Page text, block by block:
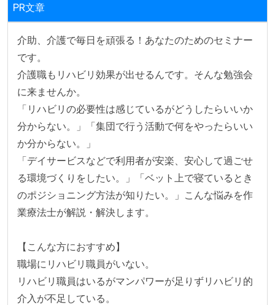
PR文章
介助、介護で毎日を頑張る！あなたのためのセミナー
です。
介護職もリハビリ効果が出せるんです。そんな勉強会
に来ませんか。
「リハビリの必要性は感じているがどうしたらいいか
分からない。」「集団で行う活動で何をやったらいい
か分からない。」
「デイサービスなどで利用者が安楽、安心して過ごせ
る環境づくりをしたい。」「ベット上で寝ているとき
のポジショニング方法が知りたい。」こんな悩みを作
業療法士が解説・解決します。
【こんな方におすすめ】
職場にリハビリ職員がいない。
リハビリ職員はいるがマンパワーが足りずリハビリ的
介入が不足している。